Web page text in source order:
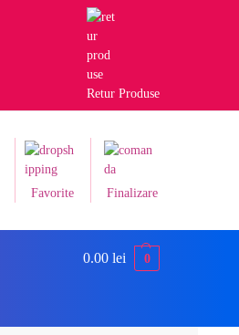
Retur Produse
Favorite Finalizare
0.00 lei 0